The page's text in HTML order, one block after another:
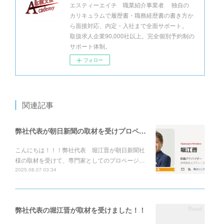
エスティーエイチ 職業紹介事業者 独自の
カリキュラムで履歴書・職務経歴書の書き方か
ら面接対応、内定・入社まで全面サポート。
取扱求人企業90,000社以上。完全個別予約制の
サポート体制。
フォロー
関連記事
弊社代表が朝日新聞の取材を受けプロページの展開をしております！！
こんにちは！！！弊社代表 堀江晋が朝日新聞社
様の取材を受けて、専門家としてのプロページ…
2025.08.07 03:34
弊社代表の堀江晋が取材を受けました！！